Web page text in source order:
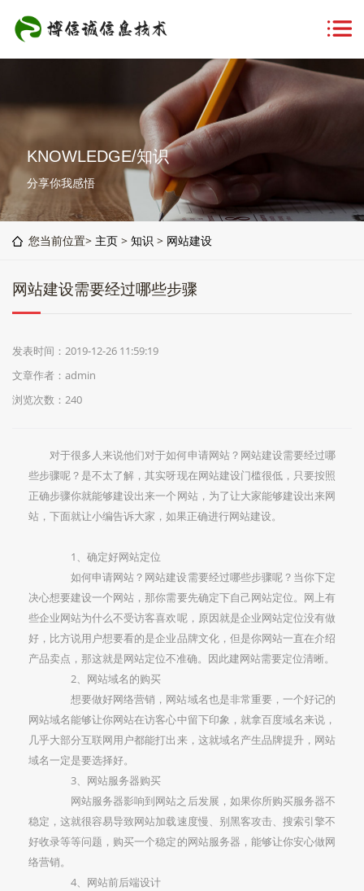
KNOWLEDGE/知识
分享你我感悟
您当前位置> 主页 > 知识 > 网站建设
网站建设需要经过哪些步骤
发表时间：2019-12-26 11:59:19
文章作者：admin
浏览次数： 240
对于很多人来说他们对于如何申请网站？网站建设需要经过哪
些步骤呢？是不太了解，其实呀现在网站建设门槛很低，只要按照
正确步骤你就能够建设出来一个网站，为了让大家能够建设出来网
站，下面就让小编告诉大家，如果正确进行网站建设。
1、确定好网站定位
如何申请网站？网站建设需要经过哪些步骤呢？当你下定
决心想要建设一个网站，那你需要先确定下自己网站定位。网上有
些企业网站为什么不受访客喜欢呢，原因就是企业网站定位没有做
好，比方说用户想要看的是企业品牌文化，但是你网站一直在介绍
产品卖点，那这就是网站定位不准确。因此建网站需要定位清晰。
2、网站域名的购买
想要做好网络营销，网站域名也是非常重要，一个好记的
网站域名能够让你网站在访客心中留下印象，就拿百度域名来说，
几乎大部分互联网用户都能打出来，这就域名产生品牌提升，网站
域名一定是要选择好。
3、网站服务器购买
网站服务器影响到网站之后发展，如果你所购买服务器不
稳定，这就很容易导致网站加载速度慢、别黑客攻击、搜索引擎不
好收录等等问题，购买一个稳定的网站服务器，能够让你安心做网
络营销。
4、网站前后端设计